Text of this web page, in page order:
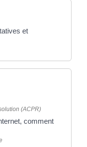
et
(ACPR)
comment